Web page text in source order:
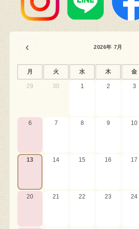
‹ 2026年 7月
月 火 水 木 金
29 30 1 2 3
6 7 8 9 10
13 14 15 16 17
20 21 22 23 24